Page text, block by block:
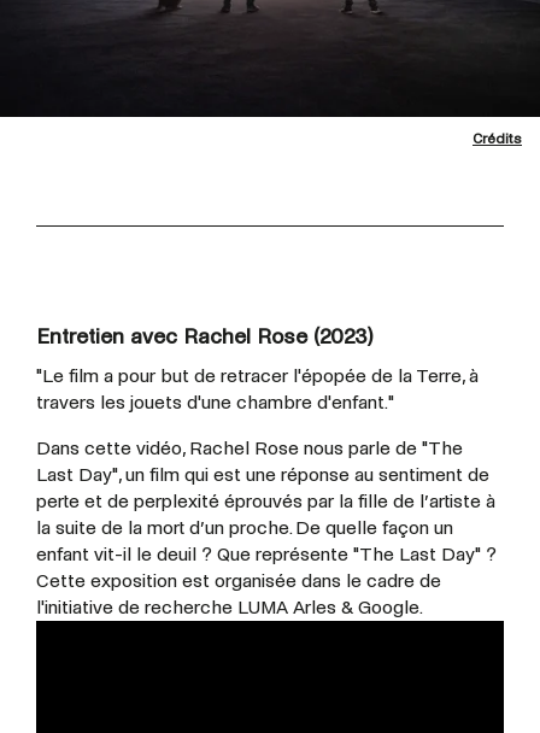
Crédits
Entretien avec Rachel Rose (2023)
"Le film a pour but de retracer l'épopée de la Terre, à
travers les jouets d'une chambre d'enfant."
Dans cette vidéo, Rachel Rose nous parle de "The
Last Day", un film qui est une réponse au sentiment de
perte et de perplexité éprouvés par la fille de l’artiste à
la suite de la mort d’un proche. De quelle façon un
enfant vit-il le deuil ? Que représente "The Last Day" ?
Cette exposition est organisée dans le cadre de
l'initiative de recherche LUMA Arles & Google.